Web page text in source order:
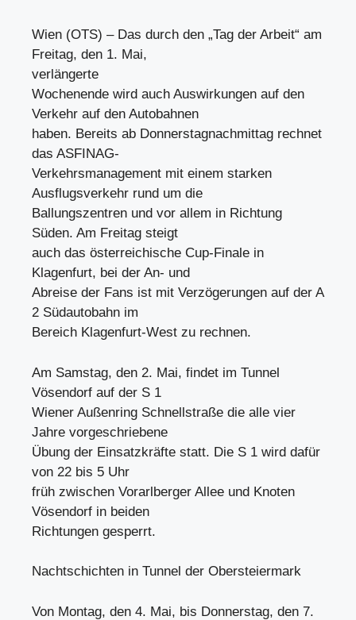
Wien (OTS) – Das durch den „Tag der Arbeit“ am
Freitag, den 1. Mai,
verlängerte
Wochenende wird auch Auswirkungen auf den
Verkehr auf den Autobahnen
haben. Bereits ab Donnerstagnachmittag rechnet
das ASFINAG-
Verkehrsmanagement mit einem starken
Ausflugsverkehr rund um die
Ballungszentren und vor allem in Richtung
Süden. Am Freitag steigt
auch das österreichische Cup-Finale in
Klagenfurt, bei der An- und
Abreise der Fans ist mit Verzögerungen auf der A
2 Südautobahn im
Bereich Klagenfurt-West zu rechnen.
Am Samstag, den 2. Mai, findet im Tunnel
Vösendorf auf der S 1
Wiener Außenring Schnellstraße die alle vier
Jahre vorgeschriebene
Übung der Einsatzkräfte statt. Die S 1 wird dafür
von 22 bis 5 Uhr
früh zwischen Vorarlberger Allee und Knoten
Vösendorf in beiden
Richtungen gesperrt.
Nachtschichten in Tunnel der Obersteiermark
Von Montag, den 4. Mai, bis Donnerstag, den 7.